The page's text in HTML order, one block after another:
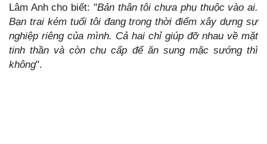
Lâm Anh cho biết: "Bản thân tôi chưa phụ thuộc vào ai.
Bạn trai kém tuổi tôi đang trong thời điểm xây dựng sự
nghiệp riêng của mình. Cả hai chỉ giúp đỡ nhau về mặt
tinh thần và còn chu cấp để ăn sung mặc sướng thì
không".